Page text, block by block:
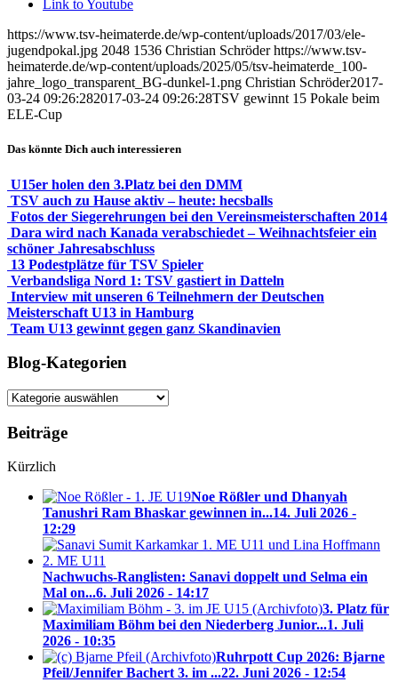
Link to Youtube
https://www.tsv-heimaterde.de/wp-content/uploads/2017/03/ele-
jugendpokal.jpg 2048 1536 Christian Schröder https://www.tsv-
heimaterde.de/wp-content/uploads/2025/05/tsv-heimaterde_100-
jahre_logo_transparent_BG-dunkel-1.png Christian Schröder2017-
03-24 09:26:282017-03-24 09:26:28TSV gewinnt 15 Pokale beim
ELE-Cup
Das könnte Dich auch interessieren
U15er holen den 3.Platz bei den DMM
TSV auch zu Hause aktiv – heute: hecsballs
Fotos der Siegerehrungen bei den Vereinsmeisterschaften 2014
Dara wird nach Kanada verabschiedet – Weihnachtsfeier ein
schöner Jahresabschluss
13 Podestplätze für TSV Spieler
Verbandsliga Nord 1: TSV gastiert in Datteln
Interview mit unseren 6 Teilnehmern der Deutschen
Meisterschaft U13 in Hamburg
Team U13 gewinnt gegen ganz Skandinavien
Blog-Kategorien
Blog-
Beiträge
Kürzlich
Noe Rößler und Dhanyah
Tanushri Ram Bhaskar gewinnen in...14. Juli 2026 -
12:29
Nachwuchs-Ranglisten: Sanavi doppelt und Selma ein
Mal on...6. Juli 2026 - 14:17
3. Platz für
Maximiliam Böhm bei den Niederberg Junior...1. Juli
2026 - 10:35
Ruhrpott Cup 2026: Bjarne
Pfeil/Jennifer Bachert 3. im ...22. Juni 2026 - 12:54